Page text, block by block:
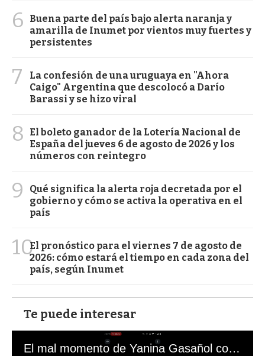
6
Buena parte del país bajo alerta naranja y
amarilla de Inumet por vientos muy fuertes y
persistentes
7
La confesión de una uruguaya en "Ahora
Caigo" Argentina que descolocó a Darío
Barassi y se hizo viral
8
El boleto ganador de la Lotería Nacional de
España del jueves 6 de agosto de 2026 y los
números con reintegro
9
Qué significa la alerta roja decretada por el
gobierno y cómo se activa la operativa en el
país
10El pronóstico para el viernes 7 de agosto de
2026: cómo estará el tiempo en cada zona del
país, según Inumet
Te puede interesar
El mal momento de Yanina Gasañol con un hincha argentino en "Subrayado"